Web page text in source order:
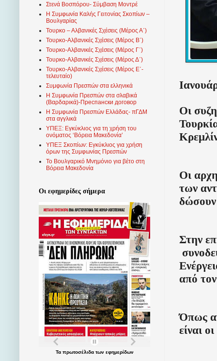
Οι
Οι
των
δώσουν
Στην
από
Όπως
είναι
Στενά Βοσπόρου- Σύμβαση Μοντρέ
Η Συμφωνία Καλής Γειτονίας Σκοπίων –
Βουλγαρίας
Τουρκο – Αλβανικές Σχέσεις (Mέρος Α΄)
Τουρκο-Αλβανικές Σχέσεις (Μέρος Β΄)
Τουρκο-Αλβανικές Σχέσεις (Μέρος Γ΄)
Τουρκο-Αλβανικές Σχέσεις (Μέρος Δ΄)
Τουρκο-Αλβανικές Σχέσεις (Μέρος Ε΄-
τελευταίο)
Συμφωνία Πρεσπών στα ελληνικά
Η Συμφωνία Πρεσπών στα σλαβικά
(Βαρδαρικά)-Преспански договор
Η Συμφωνία Πρεσπών Ελλάδας- πΓΔΜ
στα αγγλικά
ΥΠΕΞ: Εγκύκλιος για τη χρήση του
ονόματος ‘Βόρεια Μακεδονία’
ΥΠΕΞ Σκοπίων: Εγκύκλιος για χρήση
όρων της Συμφωνίας Πρεσπών
Το Βουλγαρικό Μνημόνιο για βέτο στη
Βόρεια Μακεδονία
Οι εφημερίδες σήμερα
Τα πρωτοσέλιδατων εφημερίδων